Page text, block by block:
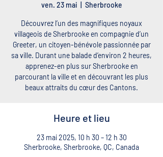
ven. 23 mai Sherbrooke
Découvrez l’un des magnifiques noyaux
villageois de Sherbrooke en compagnie d’un
Greeter, un citoyen-bénévole passionnée par
sa ville. Durant une balade d’environ 2 heures,
apprenez-en plus sur Sherbrooke en
parcourant la ville et en découvrant les plus
beaux attraits du cœur des Cantons.
Heure et lieu
23 mai 2025, 10 h 30 – 12 h 30
Sherbrooke, Sherbrooke, QC, Canada